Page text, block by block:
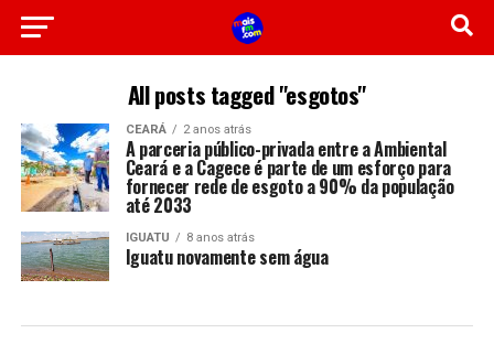
All posts tagged "esgotos"
CEARÁ 2 anos atrás
A parceria público-privada entre a Ambiental
Ceará e a Cagece é parte de um esforço para
fornecer rede de esgoto a 90% da população
até 2033
IGUATU 8 anos atrás
Iguatu novamente sem água